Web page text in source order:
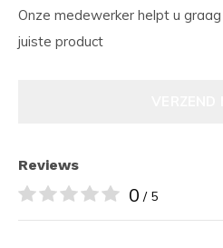
Onze medewerker helpt u
juiste product
Reviews
0 / 5